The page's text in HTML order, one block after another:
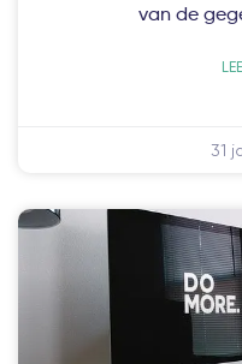
van de
31